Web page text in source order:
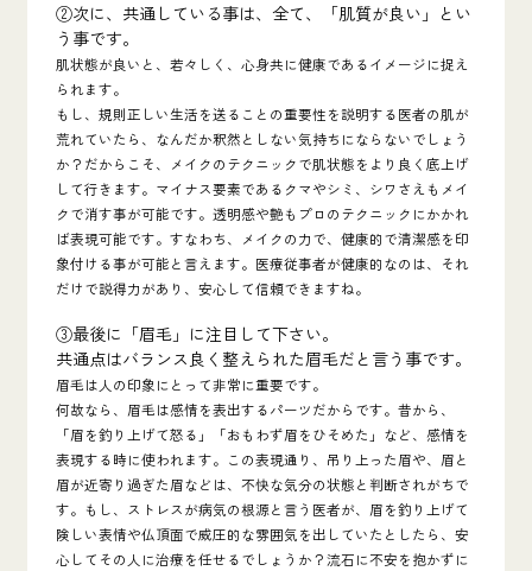
②次に、共通している事は、全て、「肌質が良い 」とい
う事です。
肌状態が良いと、若々しく、心身共に健康であるイメージに捉え
られます。
もし、規則正しい生活を送ることの重要性を説明する医者の肌が
荒れていたら、なんだか釈然としない気持ちにならないでしょう
か？だからこそ、メイクのテクニックで肌状態をより良く底上げ
して行きます。マイナス要素であるクマやシミ、シワさえもメイ
クで消す事が可能です。透明感や艶もプロのテクニックにかかれ
ば表現可能です。すなわち、メイクの力で、健康的で清潔感を印
象付ける事が可能と言えます。医療従事者が健康的なのは、それ
だけで説得力があり、安心して信頼できますね。
③最後に「眉毛」 に注目して下さい。
共通点はバランス良く整えられた眉毛だと言う事です。
眉毛は人の印象にとって非常に重要です。
何故なら、 眉毛は感情を表出するパーツだからです。昔から、
「眉を釣り上げて怒る」「おもわず眉をひそめた」など、感情を
表現する時に使われます。この表現通り、吊り上った眉や、眉と
眉が近寄り過ぎた眉などは、不快な気分の状態と判断されがちで
す。もし、ストレスが病気の根源と言う医者が、眉を釣り上げて
険しい表情や仏頂面で威圧的な雰囲気を出していたとしたら、安
心してその人に治療を任せるでしょうか？流石に不安を抱かずに